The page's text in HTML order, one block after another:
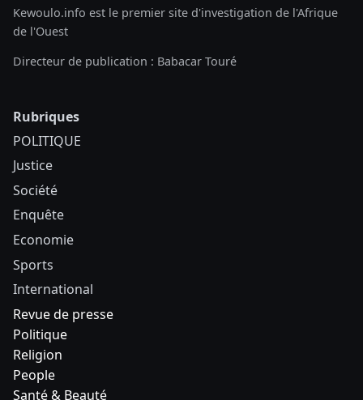
Kewoulo.info est le premier site d'investigation de l'Afrique
de l'Ouest
Directeur de publication : Babacar Touré
Rubriques
POLITIQUE
Justice
Société
Enquête
Economie
Sports
International
Revue de presse
Politique
Religion
People
Santé & Beauté